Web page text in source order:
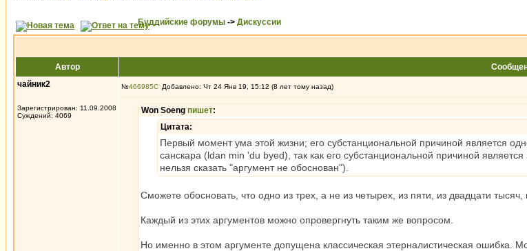
Буддийские форумы -> Дискуссии
Автор
чайник2
Зарегистрирован: 11.09.2008
Суждений: 4069
№466985 Добавлено: Чт 24 Янв 19, 15:12 (8 лет тому назад)
Won Soeng пишет:
Цитата:
Первый момент ума этой жизни; его субстанциональной причиной является
санскара (ldan min 'du byed), так как его субстанциональной причиной
нельзя сказать "аргумент не обоснован").
Сможете обосновать, что одно из трех, а не из четырех, из пяти, из двадцати
Каждый из этих аргументов можно опровергнуть таким же вопросом.
Но именно в этом аргументе допущена классическая этерналистическая ошибка.